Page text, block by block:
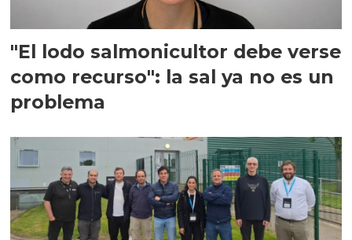
"El lodo salmonicultor debe verse
como recurso": la sal ya no es un
problema